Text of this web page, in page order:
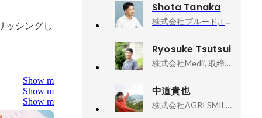
ッシングし
Show more
Show more
Show more
Shota Tanaka
株式会社ブルード, Founder/CEO
Ryosuke Tsutsui
株式会社Medii, 取締役 執行役員COO
中道貴也
株式会社AGRI SMILE, 代表取締役